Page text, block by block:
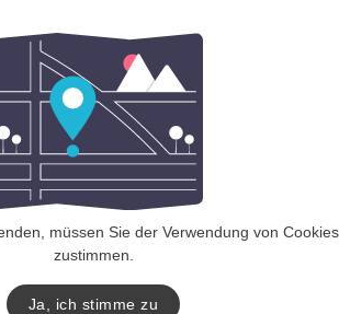
müssen Sie der Verwendung von Cookies
zustimmen.
Ja, ich stimme zu